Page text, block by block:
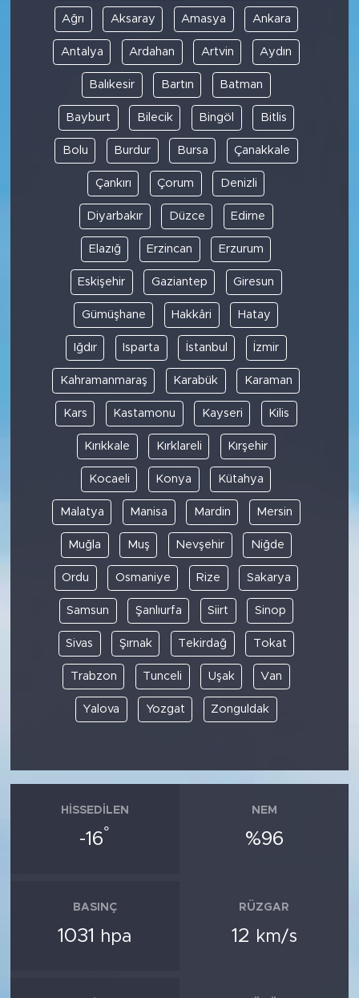
Ağrı Aksaray Amasya Ankara
Antalya Ardahan Artvin Aydın
Balıkesir Bartın Batman
Bayburt Bilecik Bingöl Bitlis
Bolu Burdur Bursa Çanakkale
Çankırı Çorum Denizli
Diyarbakır Düzce Edirne
Elazığ Erzincan Erzurum
Eskişehir Gaziantep Giresun
Gümüşhane Hakkâri Hatay
Iğdır Isparta İstanbul İzmir
Kahramanmaraş Karabük Karaman
Kars Kastamonu Kayseri Kilis
Kırıkkale Kırklareli Kırşehir
Kocaeli Konya Kütahya
Malatya Manisa Mardin Mersin
Muğla Muş Nevşehir Niğde
Ordu Osmaniye Rize Sakarya
Samsun Şanlıurfa Siirt Sinop
Sivas Şırnak Tekirdağ Tokat
Trabzon Tunceli Uşak Van
Yalova Yozgat Zonguldak
HISSEDILEN
-16°
NEM
%96
BASINÇ
1031 hpa
RÜZGAR
12 km/s